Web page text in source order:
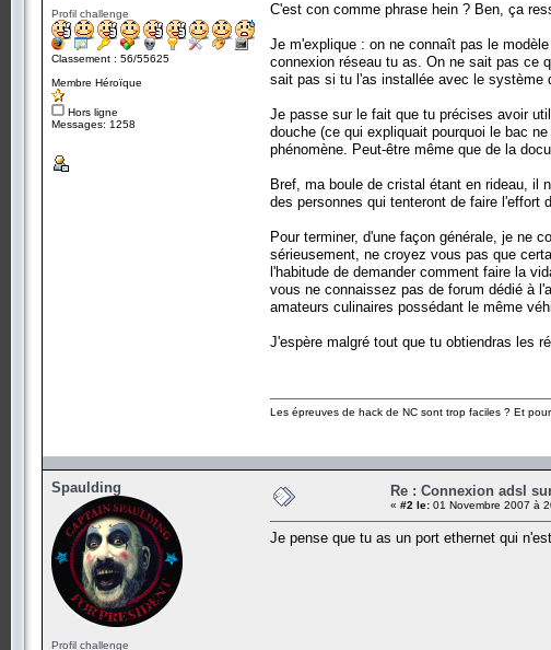
Profil challenge
Classement : 56/55625
Membre Héroïque
Hors ligne
Messages: 1258
C'est con comme phrase hein ? Ben, ça
Je m'explique : on ne connaît pas le
connexion réseau tu as. On ne sait pas ce
sait pas si tu l'as installée avec le système
Je passe sur le fait que tu précises avoir
douche (ce qui expliquait pourquoi le bac
phénomène. Peut-être même que de la
Bref, ma boule de cristal étant en rideau, il
des personnes qui tenteront de faire l'effort
Pour terminer, d'une façon générale, je ne
sérieusement, ne croyez vous pas que
l'habitude de demander comment faire la
vous ne connaissez pas de forum dédié à
amateurs culinaires possédant le même
J'espère malgré tout que tu obtiendras les
Les épreuves de hack de NC sont trop faciles ? Et
Spaulding
Profil challenge
Re : Connexion adsl
« #2 le: 01 Novembre 2007 à
Je pense que tu as un port ethernet qui